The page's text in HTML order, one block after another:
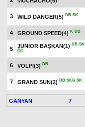
3 WILD DANGER(5) DB SK
4 GROUND SPEED(4) K DB
5
JUNIOR BAŞKAN(1) DB SK
ÖG
6 VOLPI(3) DB
7 GRAND SUN(2) DB SKG SK
GANYAN 7